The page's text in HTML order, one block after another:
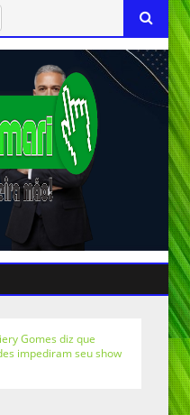
Gomes diz que
impediram seu show